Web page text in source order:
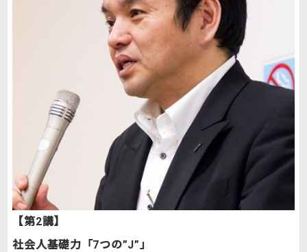
【第2講】
社会人基礎力「7つの”J”」